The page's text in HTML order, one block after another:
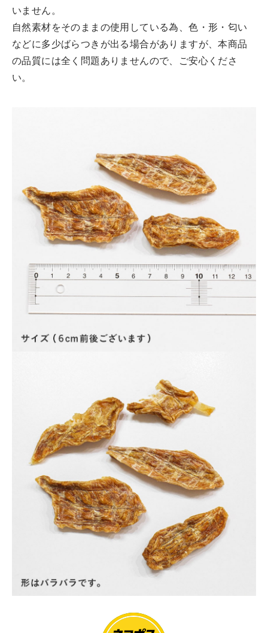
いません。
自然素材をそのままの使用している為、色・形・匂い
などに多少ばらつきが出る場合がありますが、本商品
の品質には全く問題ありませんので、ご安心くださ
い。